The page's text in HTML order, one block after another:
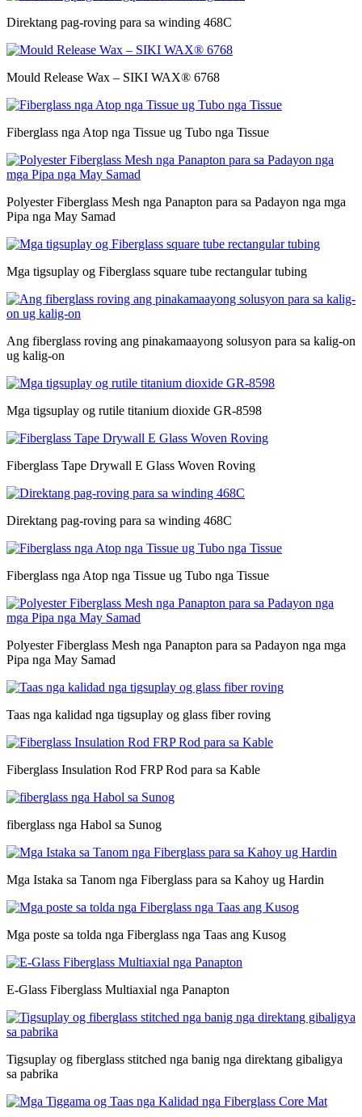
Direktang pag-roving para sa winding 468C
Mould Release Wax – SIKI WAX® 6768
Fiberglass nga Atop nga Tissue ug Tubo nga Tissue
Polyester Fiberglass Mesh nga Panapton para sa Padayon nga mga
Pipa nga May Samad
Mga tigsuplay og Fiberglass square tube rectangular tubing
Ang fiberglass roving ang pinakamaayong solusyon para sa kalig-on
ug kalig-on
Mga tigsuplay og rutile titanium dioxide GR-8598
Fiberglass Tape Drywall E Glass Woven Roving
Direktang pag-roving para sa winding 468C
Fiberglass nga Atop nga Tissue ug Tubo nga Tissue
Polyester Fiberglass Mesh nga Panapton para sa Padayon nga mga
Pipa nga May Samad
Taas nga kalidad nga tigsuplay og glass fiber roving
Fiberglass Insulation Rod FRP Rod para sa Kable
fiberglass nga Habol sa Sunog
Mga Istaka sa Tanom nga Fiberglass para sa Kahoy ug Hardin
Mga poste sa tolda nga Fiberglass nga Taas ang Kusog
E-Glass Fiberglass Multiaxial nga Panapton
Tigsuplay og fiberglass stitched nga banig nga direktang gibaligya
sa pabrika